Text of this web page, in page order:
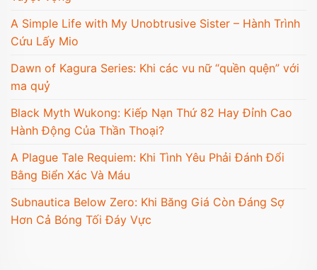
A Simple Life with My Unobtrusive Sister – Hành Trình
Cứu Lấy Mio
Dawn of Kagura Series: Khi các vu nữ “quền quện” với
ma quỷ
Black Myth Wukong: Kiếp Nạn Thứ 82 Hay Đỉnh Cao
Hành Động Của Thần Thoại?
A Plague Tale Requiem: Khi Tình Yêu Phải Đánh Đổi
Bằng Biển Xác Và Máu
Subnautica Below Zero: Khi Băng Giá Còn Đáng Sợ
Hơn Cả Bóng Tối Đáy Vực